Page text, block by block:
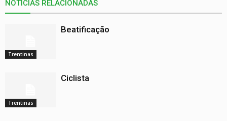
NOTÍCIAS RELACIONADAS
Trentinas
Beatificação
Trentinas
Ciclista